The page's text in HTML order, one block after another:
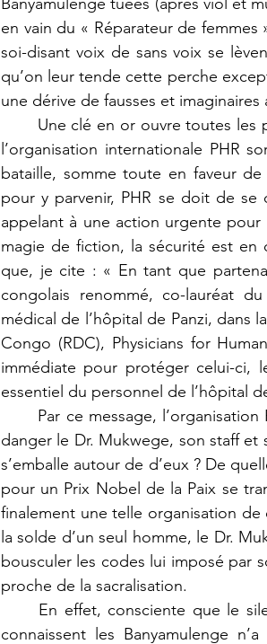
en vain du « Réparateur de
soi-disant voix de sans voix se
qu’on leur tende cette perche
une dérive de fausses et imaginaires
l’organisation internationale PHR
bataille, somme toute en faveur
pour y parvenir, PHR se doit de
appelant à une action urgente
magie de fiction, la sécurité est en
que, je cite : « En tant que
congolais renommé, co-lauréat
médical de l’hôpital de Panzi, dans
Congo (RDC), Physicians for
immédiate pour protéger celui-ci,
essentiel du personnel de l’hôpital
danger le Dr. Mukwege, son staff
s’emballe autour de d’eux ? De
pour un Prix Nobel de la Paix se
finalement une telle organisation de
la solde d’un seul homme, le Dr.
bousculer les codes lui imposé par
proche de la sacralisation.
connaissent les Banyamulenge